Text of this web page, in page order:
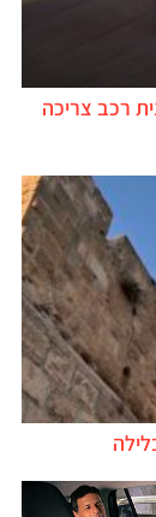
רכב צריכה